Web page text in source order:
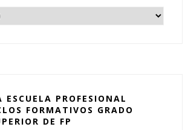
ESCUELA PROFESIONAL
FORMATIVOS GRADO
DE FP